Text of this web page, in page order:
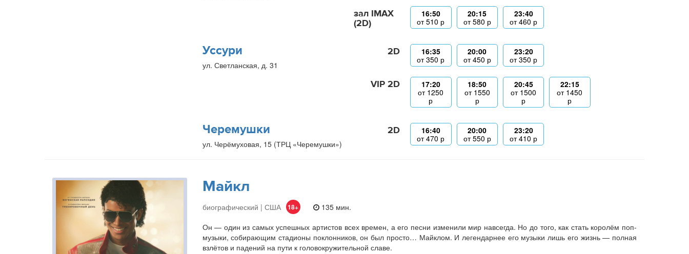
зал IMAX
(2D)
16:50
от510 р
20:15
от580 р
23:40
от460 р
Уссури
ул. Светланская, д. 31
2D
16:35
от350 р
20:00
от450 р
23:20
от350 р
VIP 2D
17:20
от 1250
р
18:50
от 1550
р
20:45
от 1500
р
22:15
от 1450
р
Черемушки
ул. Черёмуховая, 15 (ТРЦ «Черемушки»)
2D
16:40
от470 р
20:00
от550 р
23:20
от410 р
Майкл
биографический | США 18+
135 мин.
Он — один из самых успешных артистов всех времен, а его песни изменили мир навсегда. Но до того, как стать королём поп-
музыки, собирающим стадионы поклонников, он был просто… Майклом. И легендарнее его музыки лишь его жизнь — полная
взлётов и падений на пути к головокружительной славе.